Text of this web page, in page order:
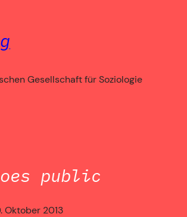
Gesellschaft für Soziologie
public
Oktober 2013